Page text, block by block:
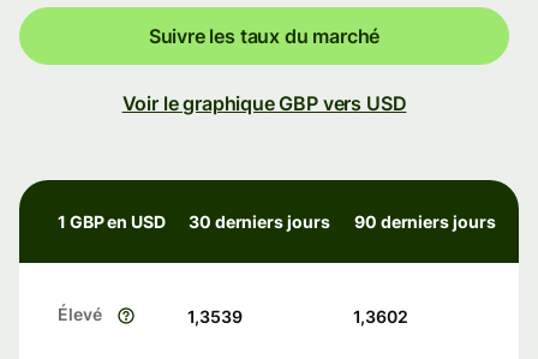
Suivre les taux du marché
Voir le graphique GBP vers USD
1 GBP en USD 30 derniers jours 90 derniers jours
Élevé 1,3539 1,3602